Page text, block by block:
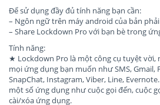
Để sử dụng đầy đủ tính năng bạn cần:
– Ngôn ngữ trên máy android của bản phải
– Share Lockdown Pro với bạn bè trong
Tính năng:
★ Lockdown Pro là một công cụ tuyệt vời,
mọi ứng dụng bạn muốn như SMS, Gmail,
SnapChat, Instagram, Viber, Line,
một số ứng dụng như cuộc gọi đến, cuộc
cài/xóa ứng dụng.